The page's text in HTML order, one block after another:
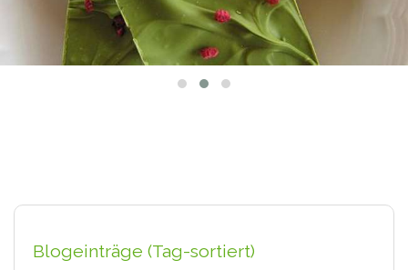
Blogeinträge (Tag-sortiert)